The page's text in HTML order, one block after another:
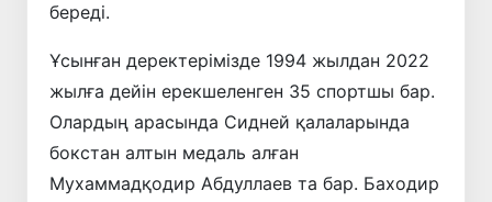
береді.
Ұсынған деректерімізде 1994 жылдан 2022
жылға дейін ерекшеленген 35 спортшы бар.
Олардың арасында Сидней қалаларында
бокстан алтын медаль алған
Мухаммадқодир Абдуллаев та бар. Баходир